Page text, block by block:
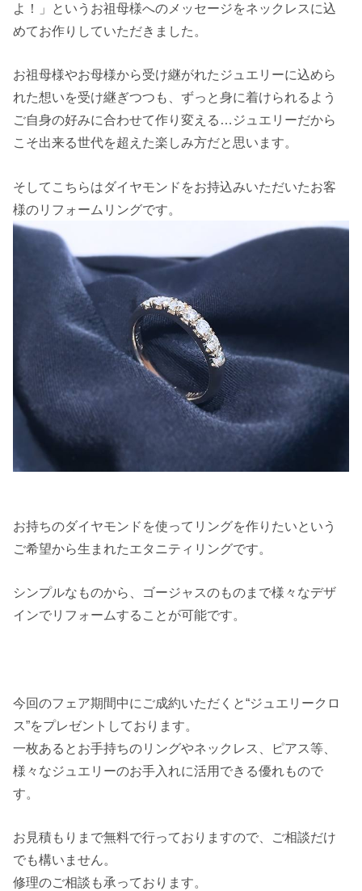
よ！」というお祖母様へのメッセージをネックレスに込
めてお作りしていただきました。
お祖母様やお母様から受け継がれたジュエリーに込めら
れた想いを受け継ぎつつも、ずっと身に着けられるよう
ご自身の好みに合わせて作り変える…ジュエリーだから
こそ出来る世代を超えた楽しみ方だと思います。
そしてこちらはダイヤモンドをお持込みいただいたお客
様のリフォームリングです。
お持ちのダイヤモンドを使ってリングを作りたいという
ご希望から生まれたエタニティリングです。
シンプルなものから、ゴージャスのものまで様々なデザ
インでリフォームすることが可能です。
今回のフェア期間中にご成約いただくと“ジュエリークロ
ス”をプレゼントしております。
一枚あるとお手持ちのリングやネックレス、ピアス等、
様々なジュエリーのお手入れに活用できる優れもので
す。
お見積もりまで無料で行っておりますので、ご相談だけ
でも構いません。
修理のご相談も承っております。